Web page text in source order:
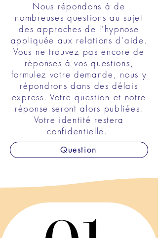
Nous répondons à de
nombreuses questions au sujet
des approches de l'hypnose
appliquée aux relations d'aide.
Vous ne trouvez pas encore de
réponses à vos questions,
formulez votre demande, nous y
répondrons dans des délais
express. Votre question et notre
réponse seront alors publiées.
Votre identité restera
confidentielle.
Question